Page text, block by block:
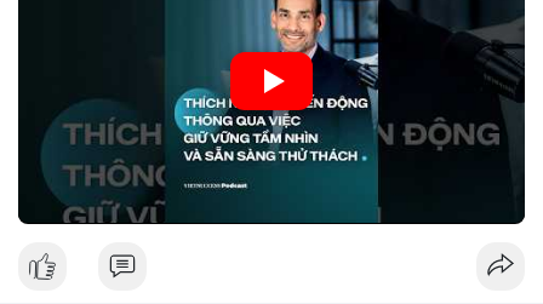
bản, phân배 tài sản hợp lý và kiên持 theo kế hoạch đã định.
Điều này không chỉ giúp giảm rủi ro mà còn tạo điều kiện để
tận dụng cơ hội khi thị trường phục hồi.
🎥 Xem video trực tiếp tại:
Nguồn: VIETSUCCESS